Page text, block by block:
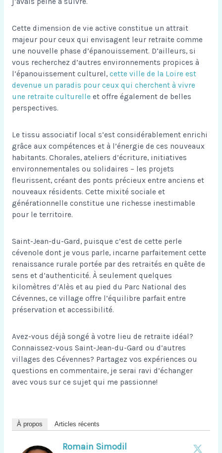
Cette dimension de vie active constitue un attrait
majeur pour ceux qui envisagent leur retraite comme
une nouvelle phase d’épanouissement. D’ailleurs, si
vous recherchez d’autres environnements propices à
l’épanouissement culturel, cette ville de la Loire est
devenue un paradis pour ceux qui cherchent à vivre
une retraite culturelleet offre également de belles
perspectives.
Le tissu associatif local s’est considérablement enrichi
grâce aux compétences et à l’énergie de ces nouveaux
habitants. Chorales, ateliers d’écriture, initiatives
environnementales ou solidaires – les projets
fleurissent, créant des ponts précieux entre anciens et
nouveaux résidents. Cette mixité sociale et
générationnelle constitue une richesse inestimable
pour le territoire.
Saint-Jean-du-Gard, puisque c’est de cette perle
cévenole dont je vous parle, incarne parfaitement cette
renaissance rurale portée par des retraités en quête de
sens et d’authenticité. À seulement quelques
kilomètres d’Alès et au pied du Parc National des
Cévennes, ce village offre l’équilibre parfait entre
préservation et accessibilité.
Avez-vous déjà songé à votre lieu de retraite idéal?
Connaissez-vous Saint-Jean-du-Gard ou d’autres
villages des Cévennes? Partagez vos expériences ou
questions en commentaire, je serai ravi d’échanger
avec vous sur ce sujet qui me passionne!
À propos Articles récents
Romain Simodil